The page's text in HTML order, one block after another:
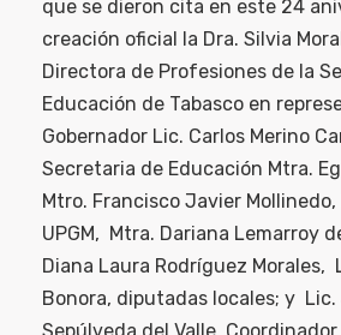
que se dieron cita en este 24
creación oficial la Dra. Silvia
Directora de Profesiones de la
Educación de Tabasco en
Gobernador Lic. Carlos Merino
Secretaria de Educación Mtra.
Mtro. Francisco Javier
UPGM, Mtra. Dariana Lemarroy
Diana Laura Rodríguez Morales,
Bonora, diputadas locales; y Lic.